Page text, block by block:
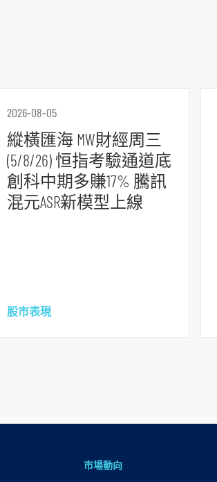
2026-08-05
縱橫匯海 MW財經周三
(5/8/26) 恒指考驗通道底
創科中期多賺17% 騰訊
混元ASR新模型上線
股市表現
市場動向